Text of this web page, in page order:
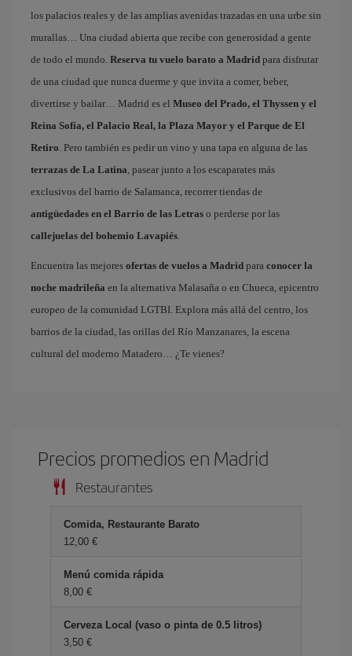
los palacios reales y de las amplias avenidas trazadas en una urbe sin
murallas… Una ciudad abierta que recibe con generosidad a gente
de todo el mundo. Reserva tu vuelo barato a Madrid para disfrutar
de una ciudad que nunca duerme y que invita a comer, beber,
divertirse y bailar… Madrid es el Museo del Prado, el Thyssen y el
Reina Sofía, el Palacio Real, la Plaza Mayor y el Parque de El
Retiro. Pero también es pedir un vino y una tapa en alguna de las
terrazas de La Latina, pasear junto a los escaparates más
exclusivos del barrio de Salamanca, recorrer tiendas de
antigüedades en el Barrio de las Letras o perderse por las
callejuelas del bohemio Lavapiés.
Encuentra las mejores ofertas de vuelos a Madrid para conocer la
noche madrileña en la alternativa Malasaña o en Chueca, epicentro
europeo de la comunidad LGTBI. Explora más allá del centro, los
barrios de la ciudad, las orillas del Río Manzanares, la escena
cultural del moderno Matadero… ¿Te vienes?
Precios promedios en Madrid
Restaurantes
Comida, Restaurante Barato
12,00 €
Menú comida rápida
8,00 €
Cerveza Local (vaso o pinta de 0.5 litros)
3,50 €